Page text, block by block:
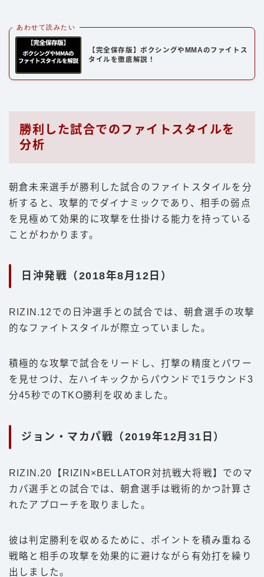
あわせて読みたい
【完全保存版】ボクシングやMMAのファイトス
タイルを徹底解説！
勝利した試合でのファイトスタイルを
分析
朝倉未来選手が勝利した試合のファイトスタイルを分
析すると、攻撃的でダイナミックであり、相手の弱点
を見極めて効果的に攻撃を仕掛ける能力を持っている
ことがわかります。
日沖発戦（2018年8月12日）
RIZIN.12での日沖選手との試合では、朝倉選手の攻撃
的なファイトスタイルが際立っていました。
積極的な攻撃で試合をリードし、打撃の精度とパワー
を見せつけ、左ハイキックからパウンドで1ラウンド3
分45秒でのTKO勝利を収めました。
ジョン・マカパ戦（2019年12月31日）
RIZIN.20【RIZIN×BELLATOR対抗戦大将戦】でのマ
カパ選手との試合では、朝倉選手は戦術的かつ計算さ
れたアプローチを取りました。
彼は判定勝利を収めるために、ポイントを積み重ねる
戦略と相手の攻撃を効果的に避けながら有効打を繰り
出しました。